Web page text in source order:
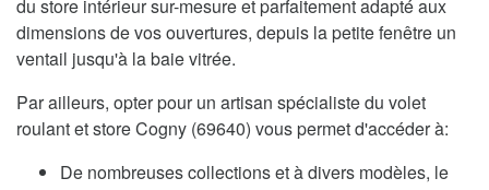
du store intérieur sur-mesure et parfaitement adapté aux
dimensions de vos ouvertures, depuis la petite fenêtre un
ventail jusqu'à la baie vitrée.
Par ailleurs, opter pour un artisan spécialiste du volet
roulant et store Cogny (69640) vous permet d'accéder à:
De nombreuses collections et à divers modèles, le